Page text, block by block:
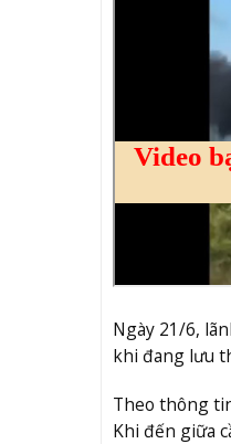
Ngày 21/6,
khi đang lưu
Theo thông
Khi đến giữa